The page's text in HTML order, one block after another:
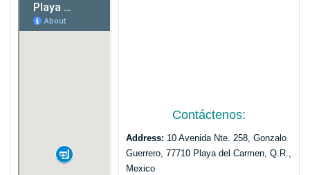
Contáctenos:
Address: 10 Avenida Nte. 258, Gonzalo
Guerrero, 77710 Playa del Carmen, Q.R.,
Mexico